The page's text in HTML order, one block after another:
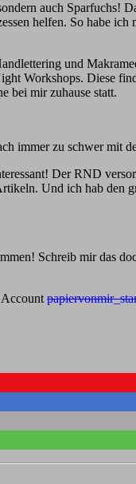
auch Sparfuchs!
helfen. So habe ich
und
Workshops. Diese
bei mir zuhause statt.
immer zu schwer mit
Der RND
Und ich hab den
Schreib mir das